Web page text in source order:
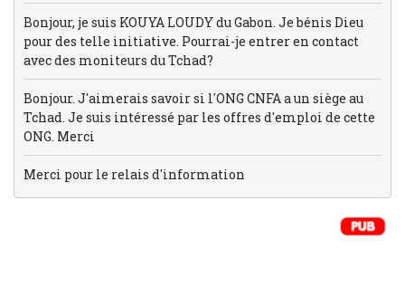
Bonjour, je suis KOUYA LOUDY du Gabon. Je bénis Dieu
pour des telle initiative. Pourrai-je entrer en contact
avec des moniteurs du Tchad?
Bonjour. J'aimerais savoir si l'ONG CNFA a un siège au
Tchad. Je suis intéressé par les offres d'emploi de cette
ONG. Merci
Merci pour le relais d'information